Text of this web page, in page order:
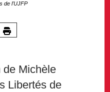
de l'UJFP
de Michèle
Libertés de